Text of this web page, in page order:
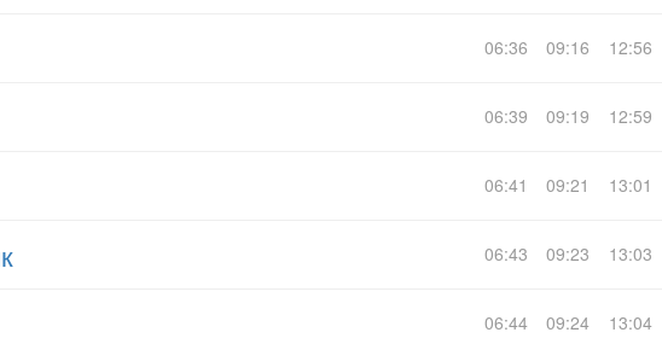
06:36 09:16 12:56
06:39 09:19 12:59
06:41 09:21 13:01
06:43 09:23 13:03
06:44 09:24 13:04